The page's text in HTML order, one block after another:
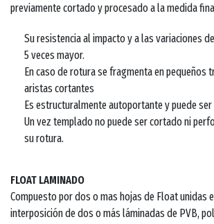
previamente cortado y procesado a la medida
Su resistencia al impacto y a las variaciones
5 veces mayor.
En caso de rotura se fragmenta en pequeños
aristas cortantes
Es estructuralmente autoportante y puede
Un vez templado no puede ser cortado ni
su rotura.
FLOAT LAMINADO
Compuesto por dos o mas hojas de Float unidas
interposición de dos o más láminadas de PVB,